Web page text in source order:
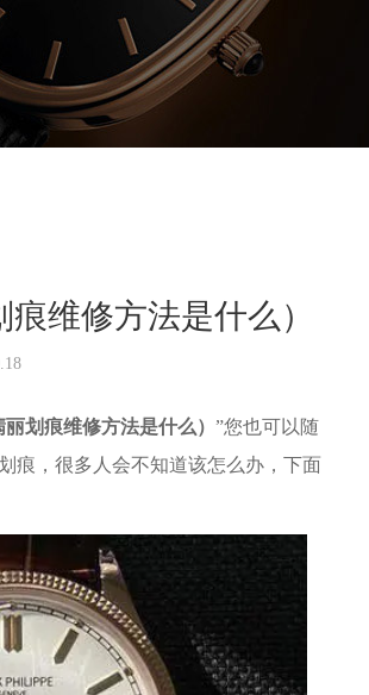
维修方法是什么）
划痕维修方法是什么） ”您也可以随
痕，很多人会不知道该怎么办，下面